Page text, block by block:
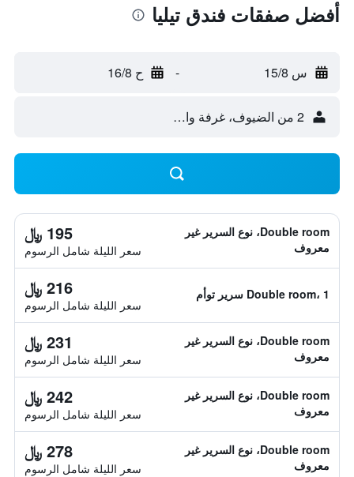
أفضل صفقات فندق تيليا
س 15/8 - ح 16/8
2 من الضيوف، غرفة واحدة
Double room، نوع السرير غير
معروف
195 ﷼
سعر الليلة شامل الرسوم
Double room، 1 سرير توأم 216 ﷼
سعر الليلة شامل الرسوم
Double room، نوع السرير غير
معروف
231 ﷼
سعر الليلة شامل الرسوم
Double room، نوع السرير غير
معروف
242 ﷼
سعر الليلة شامل الرسوم
Double room، نوع السرير غير
معروف
278 ﷼
سعر الليلة شامل الرسوم